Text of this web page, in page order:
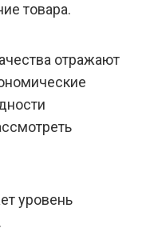
товара.
отражают
уровень